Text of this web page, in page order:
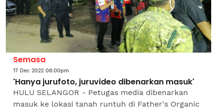
Semasa
17 Dec 2022 08:00pm
'Hanya jurufoto, juruvideo dibenarkan masuk'
HULU SELANGOR - Petugas media dibenarkan
masuk ke lokasi tanah runtuh di Father's Organic